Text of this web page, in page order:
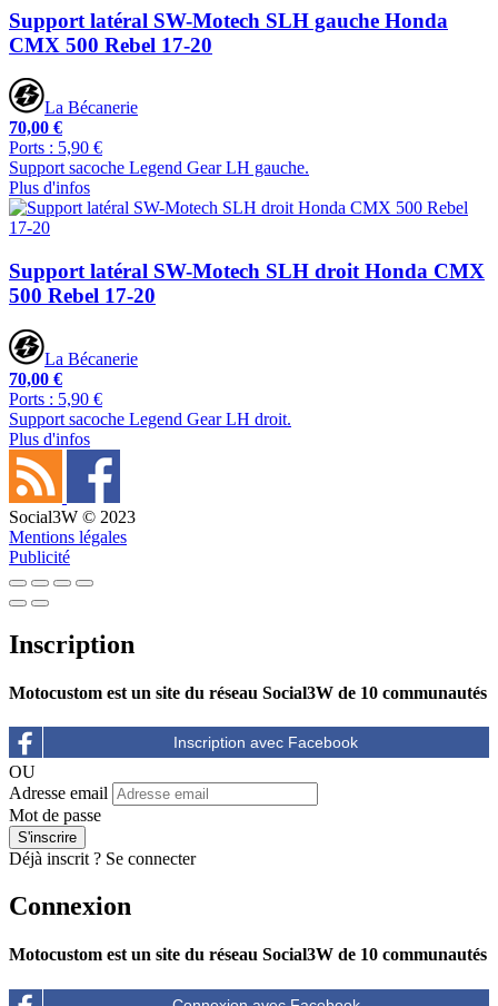
Support latéral SW-Motech SLH gauche Honda
CMX 500 Rebel 17-20
La Bécanerie
70,00 €
Ports : 5,90 €
Support sacoche Legend Gear LH gauche.
Plus d'infos
Support latéral SW-Motech SLH droit Honda CMX
500 Rebel 17-20
La Bécanerie
70,00 €
Ports : 5,90 €
Support sacoche Legend Gear LH droit.
Plus d'infos
Social3W © 2023
Mentions légales
Publicité
Inscription
Motocustom est un site du réseau Social3W de 10 communautés
OU
Adresse email
Mot de passe
Déjà inscrit ? Se connecter
Connexion
Motocustom est un site du réseau Social3W de 10 communautés